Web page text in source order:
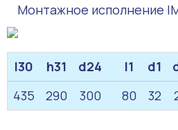
Монтажное исполнение
l30 h31 d24 l1 d1
435
290 300 80 32